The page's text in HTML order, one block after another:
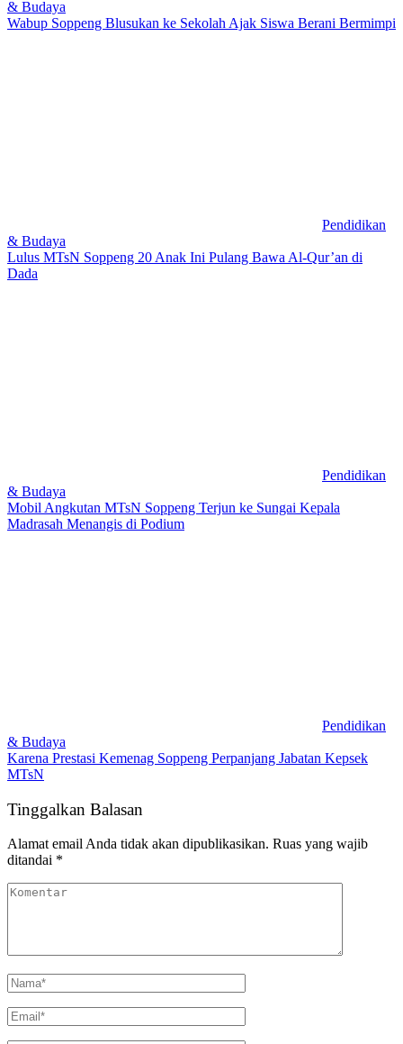
& Budaya
Wabup Soppeng Blusukan ke Sekolah Ajak Siswa Berani Bermimpi
Pendidikan
& Budaya
Lulus MTsN Soppeng 20 Anak Ini Pulang Bawa Al-Qur’an di
Dada
Pendidikan
& Budaya
Mobil Angkutan MTsN Soppeng Terjun ke Sungai Kepala
Madrasah Menangis di Podium
Pendidikan
& Budaya
Karena Prestasi Kemenag Soppeng Perpanjang Jabatan Kepsek
MTsN
Tinggalkan Balasan
Alamat email Anda tidak akan dipublikasikan. Ruas yang wajib
ditandai *